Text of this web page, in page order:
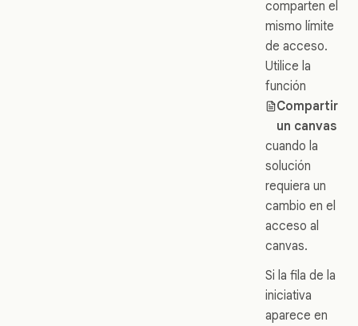
comparten el
mismo límite
de acceso.
Utilice la
función
Compartir
un canvas
cuando la
solución
requiera un
cambio en el
acceso al
canvas.
Si la fila de la
iniciativa
aparece en